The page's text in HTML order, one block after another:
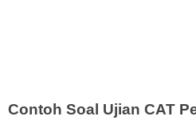
Contoh Soal Ujian CAT